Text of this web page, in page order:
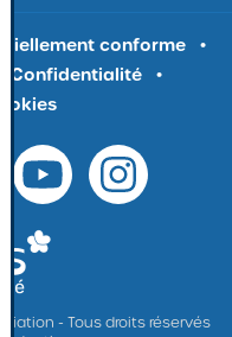
la
Ouvrir
site
conforme
Confidentialité
- Tous droits réservés